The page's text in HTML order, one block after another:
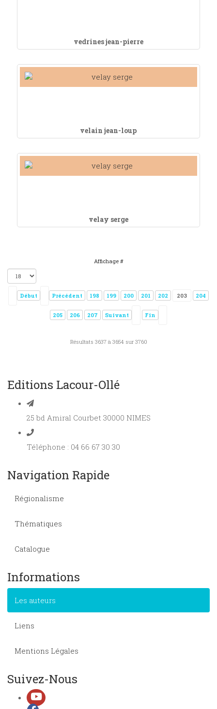
vedrines jean-pierre
velain jean-loup
velay serge
Affichage #
Début Précédent 198 199 200 201 202 203 204
205 206 207 Suivant Fin
Résultats 3637 à 3654 sur 3760
Editions Lacour-Ollé
25 bd Amiral Courbet 30000 NIMES
Téléphone : 04 66 67 30 30
Navigation Rapide
Régionalisme
Thématiques
Catalogue
Informations
Les auteurs
Liens
Mentions Légales
Suivez-Nous